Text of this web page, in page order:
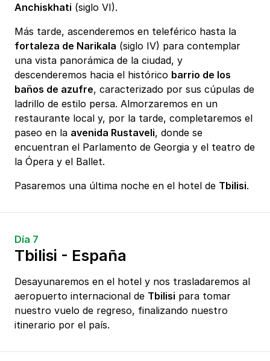
Anchiskhati (siglo VI).
Más tarde, ascenderemos en teleférico hasta la
fortaleza de Narikala (siglo IV) para contemplar
una vista panorámica de la ciudad, y
descenderemos hacia el histórico barrio de los
baños de azufre, caracterizado por sus cúpulas de
ladrillo de estilo persa. Almorzaremos en un
restaurante local y, por la tarde, completaremos el
paseo en la avenida Rustaveli, donde se
encuentran el Parlamento de Georgia y el teatro de
la Ópera y el Ballet.
Pasaremos una última noche en el hotel de Tbilisi.
Día 7
Tbilisi - España
Desayunaremos en el hotel y nos trasladaremos al
aeropuerto internacional de Tbilisi para tomar
nuestro vuelo de regreso, finalizando nuestro
itinerario por el país.